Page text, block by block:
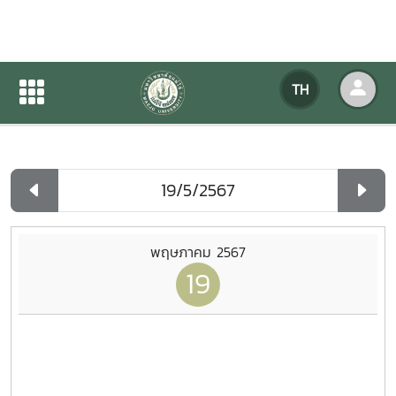
TH
ปฏิทินกิจกรรมของหน่วยงาน
ปฏิทินกิจกรรมของหน่วยงาน
พฤษภาคม 2567
19